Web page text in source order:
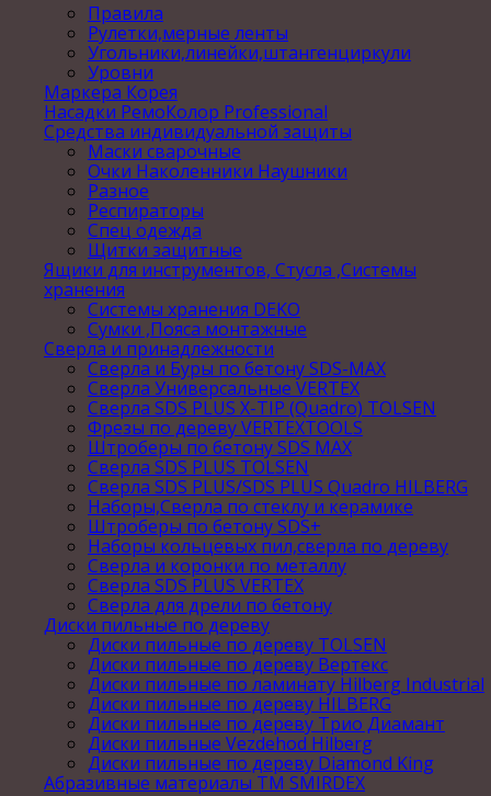
Правила
Рулетки,мерные ленты
Угольники,линейки,штангенциркули
Уровни
Маркера Корея
Насадки РемоКолор Professional
Средства индивидуальной защиты
Маски сварочные
Очки Наколенники Наушники
Разное
Респираторы
Спец одежда
Щитки защитные
Ящики для инструментов, Стусла ,Системы
хранения
Системы хранения DEKO
Сумки ,Пояса монтажные
Сверла и принадлежности
Сверла и Буры по бетону SDS-MAX
Сверла Универсальные VERTEX
Сверла SDS PLUS X-TIP (Quadro) TOLSEN
Фрезы по дереву VERTEXTOOLS
Штроберы по бетону SDS MAX
Сверла SDS PLUS TOLSEN
Сверла SDS PLUS/SDS PLUS Quadro HILBERG
Наборы,Сверла по стеклу и керамике
Штроберы по бетону SDS+
Наборы кольцевых пил,сверла по дереву
Сверла и коронки по металлу
Сверла SDS PLUS VERTEX
Сверла для дрели по бетону
Диски пильные по дереву
Диски пильные по дереву TOLSEN
Диски пильные по дереву Вертекс
Диски пильные по ламинату Hilberg Industrial
Диски пильные по дереву HILBERG
Диски пильные по дереву Трио Диамант
Диски пильные Vezdehod Hilberg
Диски пильные по дереву Diamond King
Абразивные материалы ТМ SMIRDEX